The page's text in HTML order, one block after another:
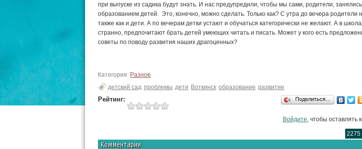
при выпуске из садика будут знать. И нас предупредили, чтобы мы сами, родители, занялись
образованием детей. Это, конечно, можно сделать. Только как? С утра до вечера родители
также как и дети. А по вечерам детки устают и обучаться категорически не желают. А в
странно, предпочитают брать детей умеющих читать и писать. Может у кого есть
советы по поводу развития наших драгоценных?
Категория: Разное
детский сад проблемы дети Воткинск образование развитие
Рейтинг: Поделиться…
Войдите, чтобы оставлять
2275
Комментарии